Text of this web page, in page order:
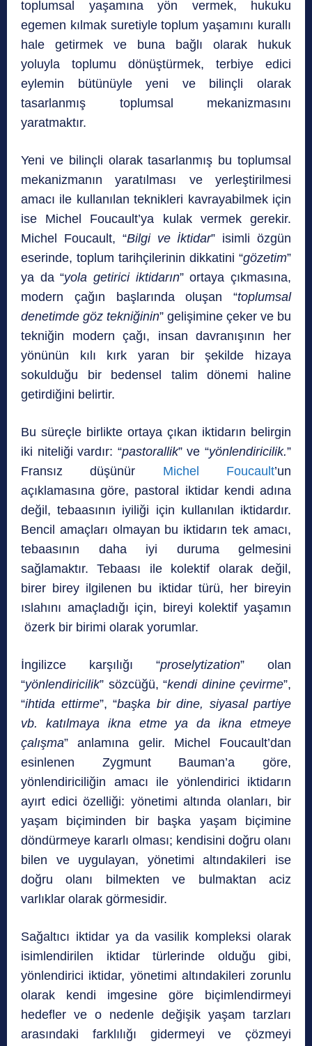
toplumsal yaşamına yön vermek, hukuku
egemen kılmak suretiyle toplum yaşamını kurallı
hale getirmek ve buna bağlı olarak hukuk
yoluyla toplumu dönüştürmek, terbiye edici
eylemin bütünüyle yeni ve bilinçli olarak
tasarlanmış toplumsal mekaniz­masını
yaratmaktır.
Yeni ve bilinçli olarak tasarlanmış bu toplumsal
mekanizmanın yaratılması ve yerleştirilmesi
amacı ile kullanılan teknikleri kavrayabilmek için
ise Michel Foucault’ya kulak vermek gerekir.
Michel Foucault, “Bilgi ve İktidar” isimli özgün
eserinde, toplum tarihçilerinin dikkatini “gözetim”
ya da “yola getirici iktidarın” ortaya çıkmasına,
modern çağın başlarında oluşan “toplumsal
denetimde göz tekniğinin” gelişimine çeker ve bu
tekniğin modern çağı, insan davranışının her
yönünün kılı kırk yaran bir şekilde hizaya
sokulduğu bir bedensel talim dönemi haline
getirdiğini belirtir.
Bu süreçle birlikte ortaya çıkan iktidarın belirgin
iki niteliği vardır: “pastorallik” ve “yönlendiricilik.”
Fransız düşünür Michel Foucault’un
açıklamasına göre, pastoral iktidar kendi adına
değil, tebaası­nın iyiliği için kullanılan iktidardır.
Bencil amaçları olmayan bu iktidarın tek amacı,
tebaasının daha iyi duruma gelmesini
sağlamaktır. Tebaası ile kolektif olarak değil,
birer birey ilgilenen bu iktidar türü, her bireyin
ıslahını amaçladığı için, bireyi kolektif yaşamın
özerk bir birimi olarak yorumlar.
İngilizce karşılığı “proselytization” olan
“yönlendiricilik” sözcüğü, “kendi dinine çevirme”,
“ihtida et­tirme”, “başka bir dine, siyasal partiye
vb. katılmaya ikna etme ya da ikna etmeye
çalışma” anlamına gelir. Michel Foucault’dan
esinlenen Zygmunt Bauman’a göre,
yönlendiriciliğin amacı ile yönlendirici iktidarın
ayırt edici özelliği: yönetimi altında olanları, bir
yaşam biçiminden bir başka yaşam biçimine
döndürmeye kararlı olması; kendisini doğru olanı
bilen ve uygulayan, yönetimi altındakileri ise
doğru olanı bilmekten ve bulmaktan aciz
varlıklar olarak görmesidir.
Sağaltıcı iktidar ya da vasilik kompleksi olarak
isimlendirilen iktidar türlerinde olduğu gibi,
yönlendirici iktidar, yönetimi altındakileri zorunlu
olarak kendi imgesine göre biçimlendirmeyi
hedefler ve o nedenle değişik yaşam tarzları
arasındaki farklılığı gidermeyi ve çözmeyi